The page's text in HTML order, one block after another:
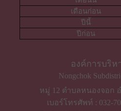
จำนว
วันนี้
เมื่อวาน
เดือนนี้
ปีนี้
ปีก่อน
องค์การบริห